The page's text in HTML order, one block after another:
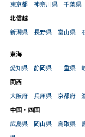
東京都
神奈川県 千葉県
北信越
新潟県
長野県 富山県
東海
愛知県
静岡県 三重県
関西
大阪府
兵庫県 京都府
中国・四国
広島県
岡山県 鳥取県